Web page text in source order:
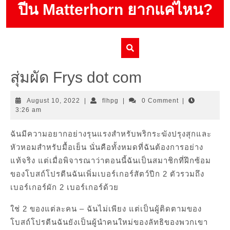
content
ปีน Matterhorn ยากแค่ไหน?
สุ่มผัด Frys dot com
August 10, 2022 August flhpg flhpg 0 Comment
3:26 am
ฉันมีความอยากอย่างรุนแรงสำหรับพริกระฆังปรุงสุกและ
หัวหอมสำหรับมื้อเย็น นั่นคือทั้งหมดที่ฉันต้องการอย่าง
แท้จริง แต่เมื่อพิจารณาว่าตอนนี้ฉันเป็นสมาชิกที่ฝึกซ้อม
ของโบสถ์โปรตีนฉันเพิ่มเบอร์เกอร์สัตว์ปีก 2 ตัวรวมถึง
เบอร์เกอร์ผัก 2 เบอร์เกอร์ด้วย
ใช่ 2 ของแต่ละคน – ฉันไม่เพียง แต่เป็นผู้ติดตามของ
โบสถ์โปรตีนฉันยังเป็นผู้นำคนใหม่ของลัทธิของพวกเขา